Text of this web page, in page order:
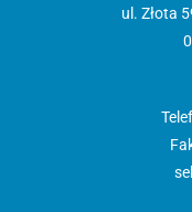
ul. Złota